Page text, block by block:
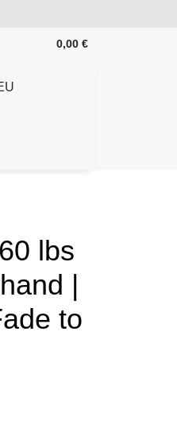
0,00 €
lbs
|
to